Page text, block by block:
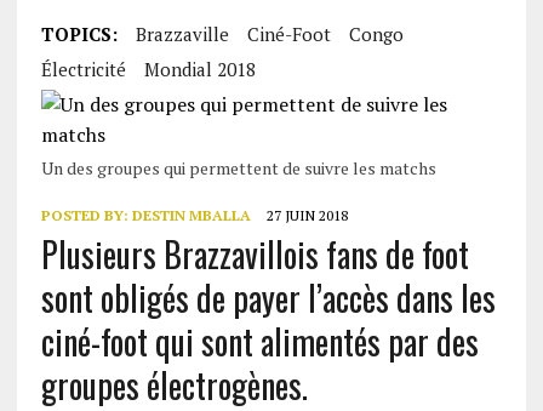
TOPICS: Brazzaville Ciné-Foot
Congo
Électricité
Mondial 2018
Un des groupes qui permettent de suivre les matchs
POSTED BY: DESTIN MBALLA 27 JUIN 2018
Plusieurs Brazzavillois fans de foot
sont obligés de payer l’accès dans les
ciné-foot qui sont alimentés par des
groupes électrogènes.